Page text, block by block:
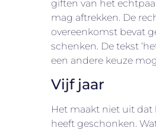
giften van het
mag aftrekken. De
overeenkomst bevat
schenken. De tekst
een andere keuze
Vijf jaar
Het maakt niet uit dat
heeft geschonken.